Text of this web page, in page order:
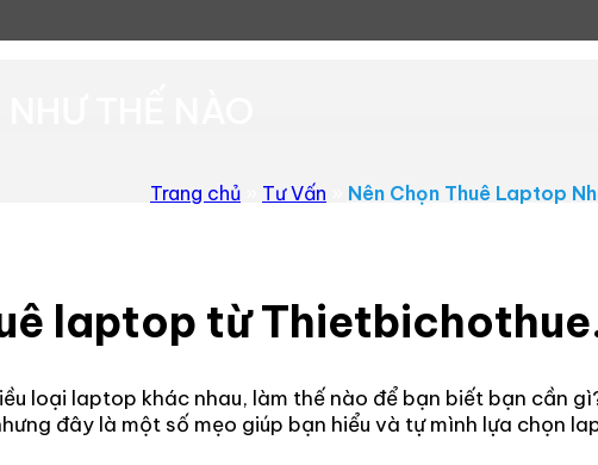
THẾ NÀO
Trang chủ Tư Vấn Nên Chọn Thuê Laptop
laptop từ
loại laptop khác nhau, làm thế nào để bạn biết bạn cần
đây là một số mẹo giúp bạn hiểu và tự mình lựa chọn